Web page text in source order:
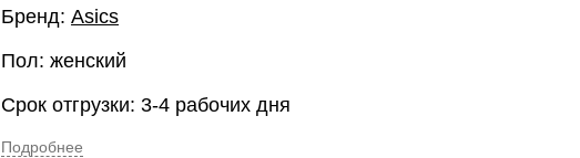
Бренд: Asics
Пол: женский
Срок отгрузки: 3-4 рабочих дня
Подробнее